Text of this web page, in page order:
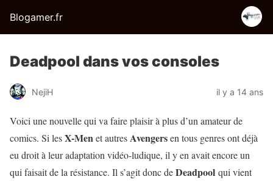
Blogamer.fr
Deadpool dans vos consoles
NejiH il y a 14 ans
Voici une nouvelle qui va faire plaisir à plus d’un amateur de
comics. Si lesX-Menet autresAvengersen tous genres ont déjà
eu droit à leur adaptation vidéo-ludique, il y en avait encore un
qui faisait de la résistance. Il s’agit donc deDeadpool qui vient